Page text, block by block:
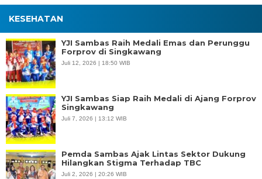
KESEHATAN
YJI Sambas Raih Medali Emas dan Perunggu
Forprov di Singkawang
Juli 12, 2026 | 18:50 WIB
YJI Sambas Siap Raih Medali di Ajang Forprov
Singkawang
Juli 7, 2026 | 13:12 WIB
Pemda Sambas Ajak Lintas Sektor Dukung
Hilangkan Stigma Terhadap TBC
Juli 2, 2026 | 20:26 WIB